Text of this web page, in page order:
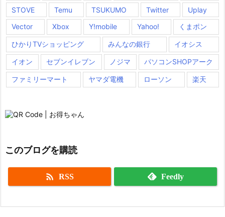
STOVE
Temu TSUKUMO Twitter
Uplay
Vector
Xbox Y!mobile Yahoo! くまポン
ひかりTVショッピング みんなの銀行 イオシス
イオン セブンイレブン ノジマ パソコンSHOPアーク
ファミリーマート ヤマダ電機 ローソン 楽天
このブログを購読
 RSS Feedly